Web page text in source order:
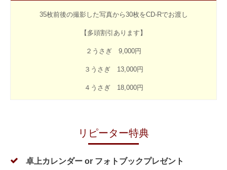
35枚前後の撮影した写真から30枚をCD-Rでお渡し
【多頭割引あります】
２うさぎ 9,000円
３うさぎ 13,000円
４うさぎ 18,000円
リピーター特典
卓上カレンダー or フォトブックプレゼント